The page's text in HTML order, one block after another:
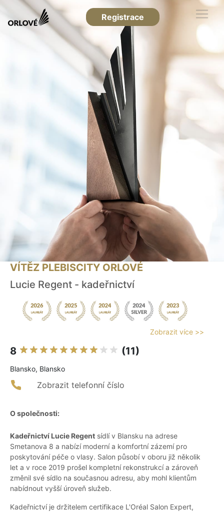
Registrace
VÍTĚZ PLEBISCITY ORLOVÉ
Lucie Regent - kadeřnictví
Zobrazit více >>
8 (11)
Blansko, Blansko
Zobrazit telefonní číslo
O společnosti:
Kadeřnictví Lucie Regent sídlí v Blansku na adrese
Smetanova 8 a nabízí moderní a komfortní zázemí pro
poskytování péče o vlasy. Salon působí v oboru již několik
let a v roce 2019 prošel kompletní rekonstrukcí a zároveň
změnil své sídlo na současnou adresu, aby mohl klientům
nabídnout vyšší úroveň služeb.
Kadeřnictví je držitelem certifikace L'Oréal Salon Expert,